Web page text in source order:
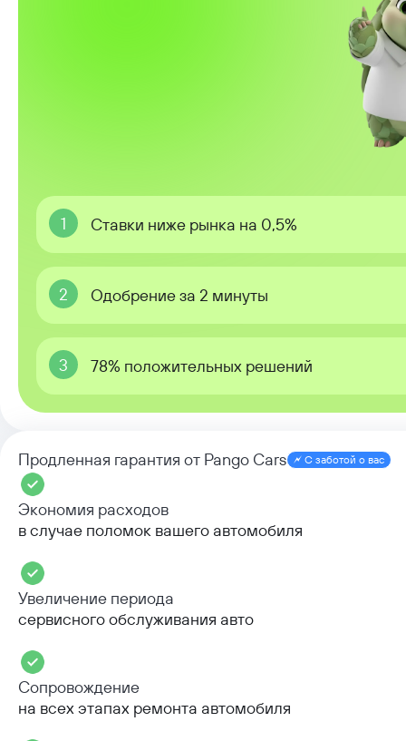
1 Ставки ниже рынка на 0,5%
2 Одобрение за 2 минуты
3 78% положительных решений
Продленная гарантия от Pango Cars С заботой о вас
Экономия расходов
в случае поломок вашего автомобиля
Увеличение периода
сервисного обслуживания авто
Сопровождение
на всех этапах ремонта автомобиля